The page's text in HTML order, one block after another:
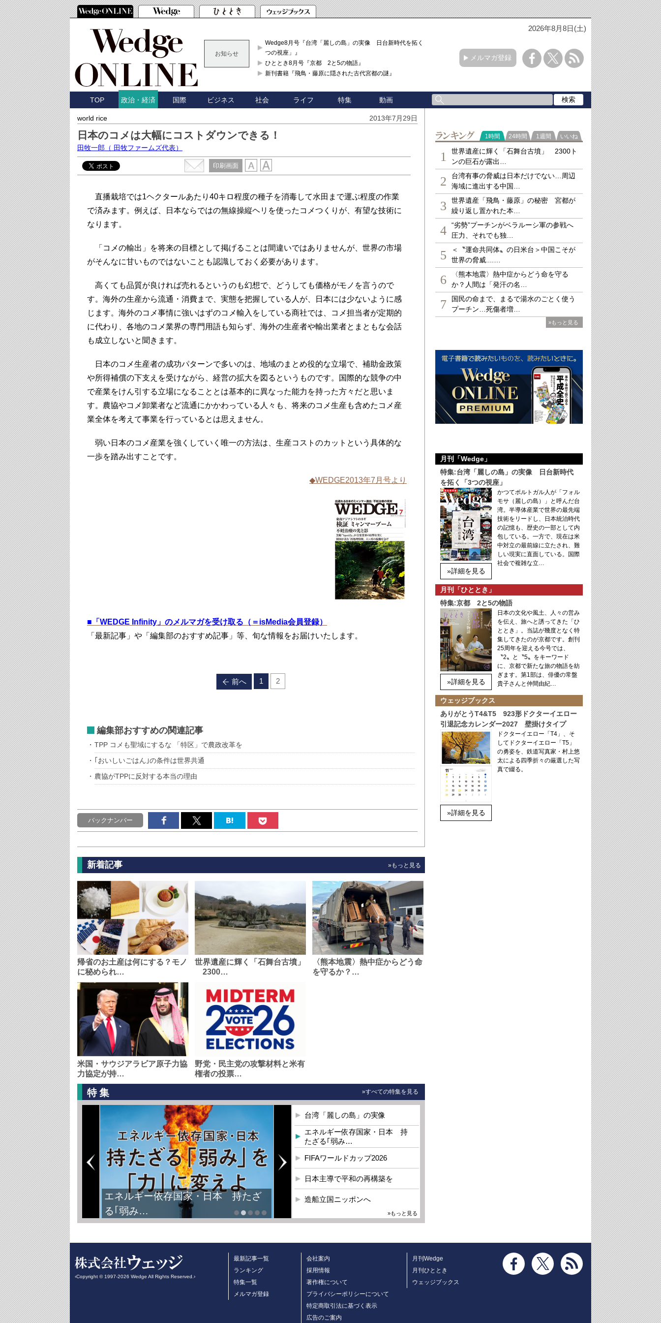
2026年8月8日(土)
お知らせ
Wedge8月号『台湾「麗しの島」の実像 日台新時代を拓く「3
つの視座」』
ひととき8月号『京都 2と5の物語』
新刊書籍『飛鳥・藤原に隠された古代宮都の謎』
メルマガ登録
TOP 政治・経済 国際 ビジネス 社会 ライフ 特集 動画
world rice 2013年7月29日
日本のコメは大幅にコストダウンできる！
田牧一郎 （ 田牧ファームズ代表）
印刷画面
直播栽培では1ヘクタールあたり40キロ程度の種子を消毒して水田まで運ぶ程度の作業
で済みます。例えば、日本ならではの無線操縦ヘリを使ったコメつくりが、有望な技術に
なります。
「コメの輸出」を将来の目標として掲げることは間違いではありませんが、世界の市場
がそんなに甘いものではないことも認識しておく必要があります。
高くても品質が良ければ売れるというのも幻想で、どうしても価格がモノを言うので
す。海外の生産から流通・消費まで、実態を把握している人が、日本には少ないように感
じます。海外のコメ事情に強いはずのコメ輸入をしている商社では、コメ担当者が定期的
に代わり、各地のコメ業界の専門用語も知らず、海外の生産者や輸出業者とまともな会話
も成立しないと聞きます。
日本のコメ生産者の成功パターンで多いのは、地域のまとめ役的な立場で、補助金政策
や所得補償の下支えを受けながら、経営の拡大を図るというものです。国際的な競争の中
で産業をけん引する立場になることとは基本的に異なった能力を持った方々だと思いま
す。農協やコメ卸業者など流通にかかわっている人々も、将来のコメ生産も含めたコメ産
業全体を考えて事業を行っているとは思えません。
弱い日本のコメ産業を強くしていく唯一の方法は、生産コストのカットという具体的な
一歩を踏み出すことです。
◆WEDGE2013年7月号より
■ 「WEDGE Infinity」のメルマガを受け取る（＝isMedia会員登録）
「最新記事」や「編集部のおすすめ記事」等、旬な情報をお届けいたします。
前へ 1 2
編集部おすすめの関連記事
TPP コメも聖域にするな 「特区」で農政改革を
｢おいしいごはん｣の条件は世界共通
農協がTPPに反対する本当の理由
バックナンバー
新着記事 »もっと見る
帰省のお土産は何にする？モノ
に秘められ…
世界遺産に輝く「石舞台古墳」
2300…
〈熊本地震〉熱中症からどう命
を守るか？…
米国・サウジアラビア原子力協
力協定が持…
野党・民主党の攻撃材料と米有
権者の投票…
特集 »すべての特集を見る
エネルギー依存国家・日本 持たざ
る｢弱み…
台湾「麗しの島」の実像
エネルギー依存国家・日本 持
たざる｢弱み…
FIFAワールドカップ2026
日本主導で平和の再構築を
造船立国ニッポンへ
»もっと見る
ランキング
1時間 24時間 1週間 いいね
1
世界遺産に輝く「石舞台古墳」 2300ト
ンの巨石が露出…
2
台湾有事の脅威は日本だけでない…周辺
海域に進出する中国…
3
世界遺産「飛鳥・藤原」の秘密 宮都が
繰り返し置かれた本…
4
“劣勢”プーチンがベラルーシ軍の参戦へ
圧力、それでも独…
5
＜〝運命共同体〟の日米台＞中国こそが
世界の脅威....…
6
〈熊本地震〉熱中症からどう命を守る
か？人間は「発汗の名…
7
国民の命まで、まるで湯水のごとく使う
プーチン…死傷者増…
»もっと見る
月刊「Wedge」
特集:台湾「麗しの島」の実像 日台新時代
を拓く「3つの視座」
»詳細を見る
かつてポルトガル人が「フォル
モサ（麗しの島）」と呼んだ台
湾。半導体産業で世界の最先端
技術をリードし、日本統治時代
の記憶も、歴史の一部として内
包している。一方で、現在は米
中対立の最前線に立たされ、難
しい現実に直面している。国際
社会で複雑な立…
月刊「ひととき」
特集:京都 2と5の物語
»詳細を見る
日本の文化や風土、人々の営み
を伝え、旅へと誘ってきた「ひ
ととき」。当誌が幾度となく特
集してきたのが京都です。創刊
25周年を迎える今号では、
〝2〟と〝5〟をキーワード
に、京都で新たな旅の物語を紡
ぎます。第1部は、俳優の常盤
貴子さんと仲間由紀…
ウェッジブックス
ありがとうT4&T5 923形ドクターイエロー
引退記念カレンダー2027 壁掛けタイプ
»詳細を見る
ドクターイエロー「T4」、そ
してドクターイエロー「T5」
の勇姿を、鉄道写真家・村上悠
太による四季折々の厳選した写
真で綴る。
‹Copyright © 1997-2026 Wedge All Rights Reserved.›
最新記事一覧
ランキング
特集一覧
メルマガ登録
会社案内
採用情報
著作権について
プライバシーポリシーについて
特定商取引法に基づく表示
広告のご案内
月刊Wedge
月刊ひととき
ウェッジブックス